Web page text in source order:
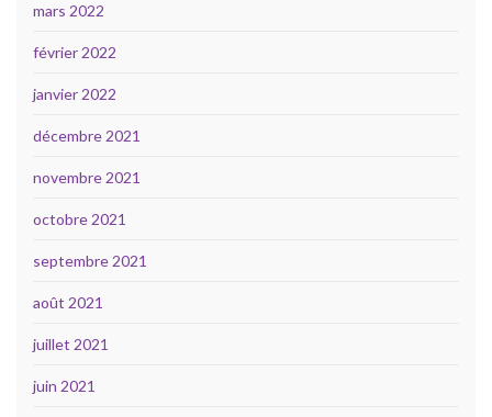
mars 2022
février 2022
janvier 2022
décembre 2021
novembre 2021
octobre 2021
septembre 2021
août 2021
juillet 2021
juin 2021